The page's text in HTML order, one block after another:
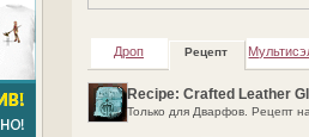
Дроп Рецепт
Recipe: Crafted Leather
Только для Дварфов. Рецепт